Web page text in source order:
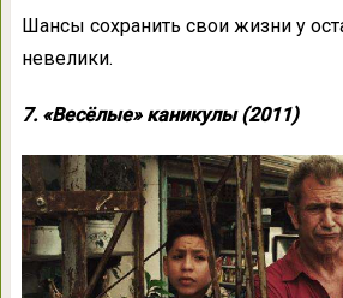
Шансы сохранить свои жизни у
невелики.
7. «Весёлые» каникулы (2011)